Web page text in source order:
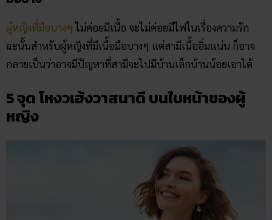
ผู้หญิงที่มือบางๆ ไม่ค่อยมีเนื้อ จะไม่ค่อยมีไฟในเรื่องความรัก
ฉะนั้นสำหรับผู้หญิงที่มีเนื้อมือบางๆ แต่สามีเนื้ออิ่มแน่น ก็อาจ
กลายเป็นว่าอาจมีปัญหาที่สามีจะไปมีบ้านเล็กบ้านน้อยเอาได้
5 จุด โหงวเฮ้งวาสนาดี บนใบหน้าของผู้
หญิง